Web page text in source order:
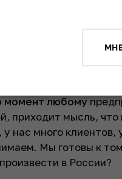
момент любому
приходит мысль,
нас много клиентов,
Мы готовы к
в России?